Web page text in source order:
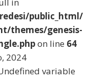
public_html/
themes/genesis-
on line 64
2024
variable